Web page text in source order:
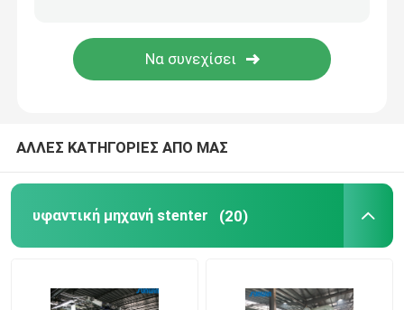
Χαλαρώστε την ξηρότερη μηχανή
ΑΛΛΕΣ ΚΑΤΗΓΟΡΙΕΣ ΑΠΟ ΜΑΣ
υφαντική μηχανή stenter (20)